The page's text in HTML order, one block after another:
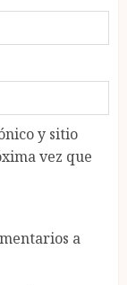
y sitio
vez que
a